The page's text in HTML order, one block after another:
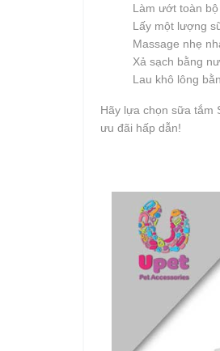
Làm ướt toàn bộ
Lấy một lượng
Massage nhẹ
Xả sạch bằng
Lau khô lông
Hãy lựa chọn sữa tắm
ưu đãi hấp dẫn!